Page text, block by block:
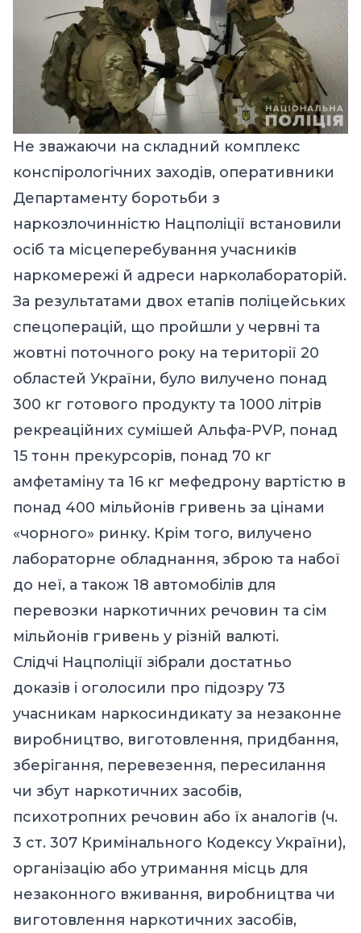
Не зважаючи на складний комплекс
конспірологічних заходів, оперативники
Департаменту боротьби з
наркозлочинністю Нацполіції встановили
осіб та місцеперебування учасників
наркомережі й адреси нарколабораторій.
За результатами двох етапів поліцейських
спецоперацій, що пройшли у червні та
жовтні поточного року на території 20
областей України, було вилучено понад
300 кг готового продукту та 1000 літрів
рекреаційних сумішей Альфа-PVP, понад
15 тонн прекурсорів, понад 70 кг
амфетаміну та 16 кг мефедрону вартістю в
понад 400 мільйонів гривень за цінами
«чорного» ринку. Крім того, вилучено
лабораторне обладнання, зброю та набої
до неї, а також 18 автомобілів для
перевозки наркотичних речовин та сім
мільйонів гривень у різній валюті.
Слідчі Нацполіції зібрали достатньо
доказів і оголосили про підозру 73
учасникам наркосиндикату за незаконне
виробництво, виготовлення, придбання,
зберігання, перевезення, пересилання
чи збут наркотичних засобів,
психотропних речовин або їх аналогів (ч.
3 ст. 307 Кримінального Кодексу України),
організацію або утримання місць для
незаконного вживання, виробництва чи
виготовлення наркотичних засобів,